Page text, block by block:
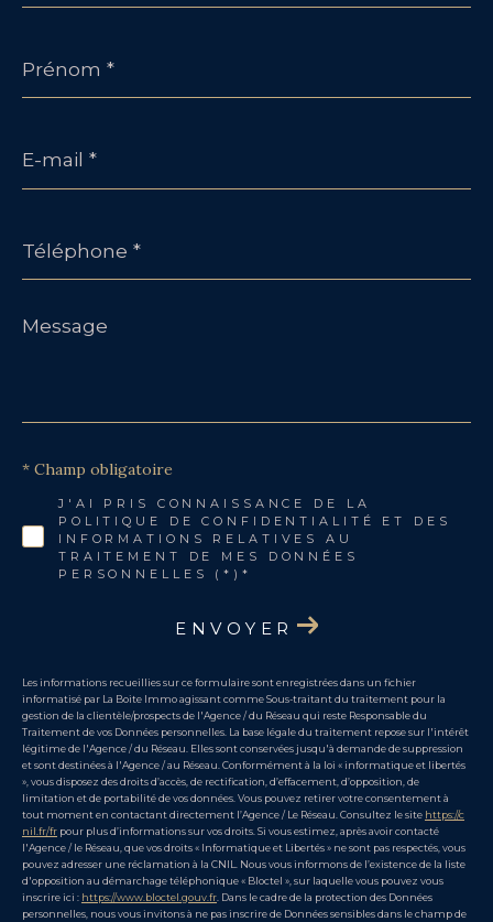
*
mail
*
*
Message
*
J'AI PRIS CONNAISSANCE DE LA
POLITIQUE DE CONFIDENTIALITÉ ET DES
INFORMATIONS RELATIVES AU
TRAITEMENT DE MES DONNÉES
PERSONNELLES (*)*
* Champ obligatoire
ENVOYER
Les informations recueillies sur ce formulaire sont enregistrées dans un fichier
informatisé par La Boite Immo agissant comme Sous-traitant du traitement pour la
gestion de la clientèle/prospects de l'Agence / du Réseau qui reste Responsable du
Traitement de vos Données personnelles. La base légale du traitement repose sur l'intérêt
légitime de l'Agence / du Réseau. Elles sont conservées jusqu'à demande de suppression
et sont destinées à l'Agence / au Réseau. Conformément à la loi « informatique et libertés
», vous disposez des droits d’accès, de rectification, d’effacement, d’opposition, de
limitation et de portabilité de vos données. Vous pouvez retirer votre consentement à
tout moment en contactant directement l’Agence / Le Réseau. Consultez le site https://c
nil.fr/fr pour plus d’informations sur vos droits. Si vous estimez, après avoir contacté
l'Agence / le Réseau, que vos droits « Informatique et Libertés » ne sont pas respectés, vous
pouvez adresser une réclamation à la CNIL. Nous vous informons de l’existence de la liste
d'opposition au démarchage téléphonique « Bloctel », sur laquelle vous pouvez vous
inscrire ici : https://www.bloctel.gouv.fr . Dans le cadre de la protection des Données
personnelles, nous vous invitons à ne pas inscrire de Données sensibles dans le champ de